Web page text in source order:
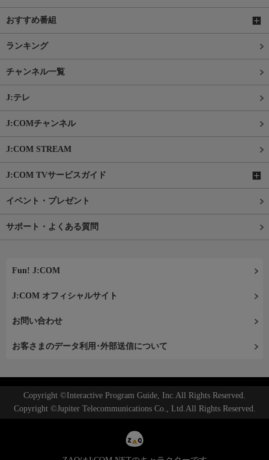
おすすめ番組
ランキング
チャンネル一覧
J:テレ
J:COMチャンネル
J:COM STREAM
J:COM TVサービスガイド
イベント・プレゼント
サポート・よくある質問
Fun! J:COM
J:COM オフィシャルサイト
お問い合わせ
お客さまのデータ利用･外部送信について
Copyright ©Interactive Program Guide, Inc.All Rights Reserved.
Copyright ©Jupiter Telecommunications Co., Ltd.All Rights Reserved.